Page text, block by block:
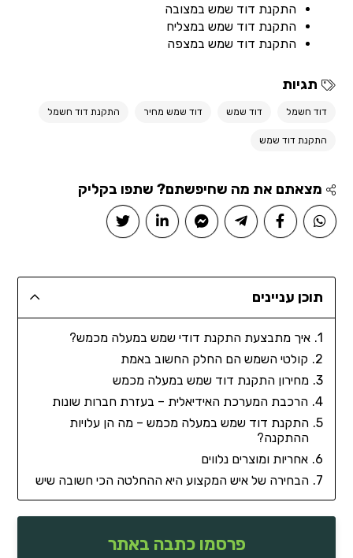
התקנת דוד שמש במצובה
התקנת דוד שמש במצליח
התקנת דוד שמש במצפה
תגיות
דוד חשמל דוד שמש דוד שמש מחיר התקנת דוד חשמל
התקנת דוד שמש
מצאתם את מה שחיפשתם? שתפו בקליק
תוכן עניינים
איך מתבצעת התקנת דודי שמש במעלה מכמש?
קולטי השמש הם החלק החשוב באמת
מחירון התקנת דוד שמש במעלה מכמש
הרכבת המערכת האידיאלית – בעזרת חברות שונות
התקנת דוד שמש במעלה מכמש – מה הן עלויות
ההתקנה?
אחריות ומוצרים נלווים
הבחירה של איש המקצוע היא ההחלטה הכי חשובה שיש
פרסמו כתבה באתר